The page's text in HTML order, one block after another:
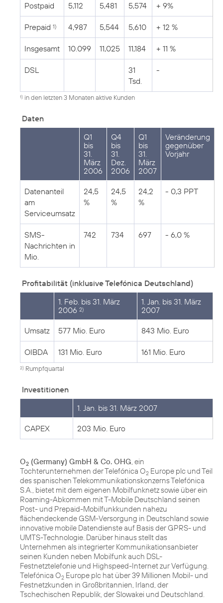
Postpaid 5,112 5,481 5,574 + 9%
Prepaid 1) 4,987 5,544 5,610 + 12 %
Insgesamt 10.099 11,025 11,184 + 11 %
DSL
31
Tsd.
-
1) in den letzten 3 Monaten aktive Kunden
Daten
Q1
bis
31.
März
2006
Q4
bis
31.
Dez.
2006
Q1
bis
31.
März
2007
Veränderung
gegenüber
Vorjahr
Datenanteil
am
Serviceumsatz
24,5
%
24,5
%
24,2
%
- 0,3 PPT
SMS-
Nachrichten in
Mio.
742 734 697 - 6,0 %
Profitabilität (inklusive Telefónica Deutschland)
1. Feb. bis 31. März
2006 2)
1. Jan. bis 31. März
2007
Umsatz 577 Mio. Euro 843 Mio. Euro
OIBDA 131 Mio. Euro 161 Mio. Euro
2) Rumpfquartal
Investitionen
1. Jan. bis 31. März 2007
CAPEX 203 Mio. Euro
O2 (Germany) GmbH & Co. OHG, ein
Tochterunternehmen der Telefónica O2 Europe plc und Teil
des spanischen Telekommunikationskonzerns Telefónica
S.A., bietet mit dem eigenen Mobilfunknetz sowie über ein
Roaming-Abkommen mit T-Mobile Deutschland seinen
Post- und Prepaid-Mobilfunkkunden nahezu
flächendeckende GSM-Versorgung in Deutschland sowie
innovative mobile Datendienste auf Basis der GPRS- und
UMTS-Technologie. Darüber hinaus stellt das
Unternehmen als integrierter Kommunikationsanbieter
seinen Kunden neben Mobilfunk auch DSL-
Festnetztelefonie und Highspeed-Internet zur Verfügung.
Telefónica O2 Europe plc hat über 39 Millionen Mobil- und
Festnetzkunden in Großbritannien, Irland, der
Tschechischen Republik, der Slowakei und Deutschland.